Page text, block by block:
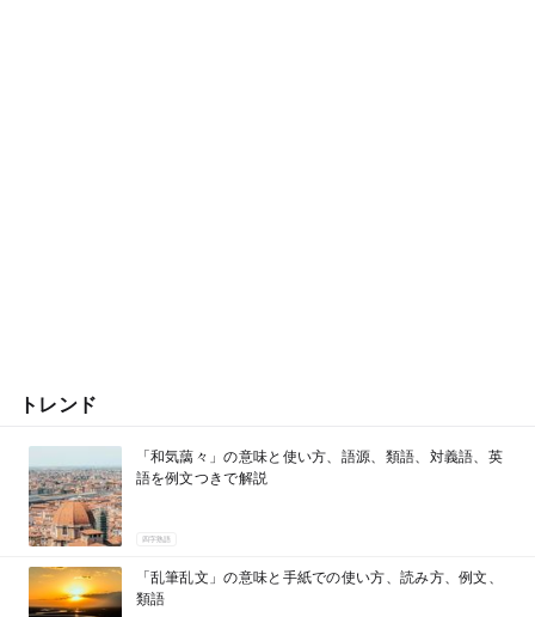
トレンド
「和気藹々」の意味と使い方、語源、類語、対義語、英
語を例文つきで解説
四字熟語
「乱筆乱文」の意味と手紙での使い方、読み方、例文、
類語